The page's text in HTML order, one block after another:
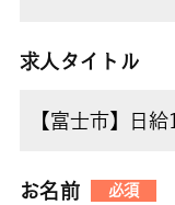
求人タイトル
お名前 必須